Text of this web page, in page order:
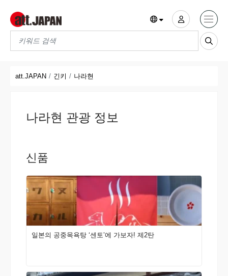
Translations title cont
att.JAPAN 긴키 나라현
나라현 관광 정보
신품
일본의 공중목욕탕 ‘센토’에 가보자! 제2탄